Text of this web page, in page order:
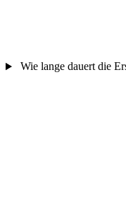
Wie lange dauert die